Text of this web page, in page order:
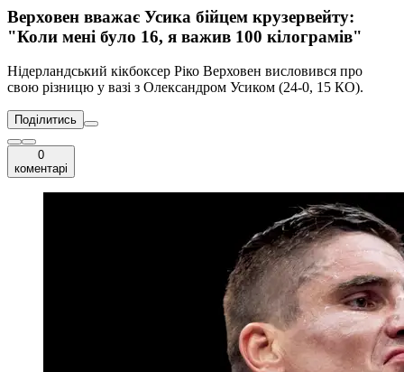
Верховен вважає Усика бійцем крузервейту:
"Коли мені було 16, я важив 100 кілограмів"
Нідерландський кікбоксер Ріко Верховен висловився про
свою різницю у вазі з Олександром Усиком (24-0, 15 КО).
Поділитись
0
коментарі